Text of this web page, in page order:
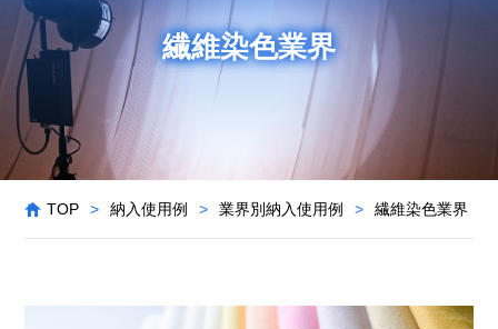
繊維染色業界
TOP > 納入使用例 > 業界別納入使用例 > 繊維染色業界